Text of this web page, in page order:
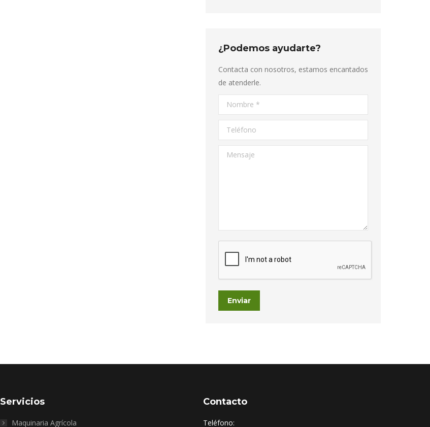
¿Podemos ayudarte?
Contacta con nosotros, estamos encantados
de atenderle.
Nombre *
Teléfono
Mensaje
Enviar
Servicios
Maquinaria Agrícola
Contacto
Teléfono: